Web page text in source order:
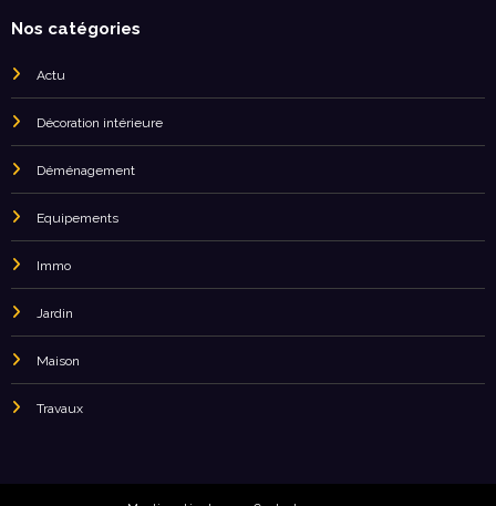
Nos catégories
Actu
Décoration intérieure
Déménagement
Equipements
Immo
Jardin
Maison
Travaux